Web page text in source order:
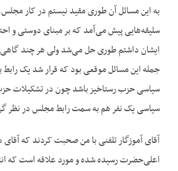
به این مسائل آن‌ طوری مقید نیستم در کار
سلیقه‌‌هایی پیش می‌آمد که بر مبنای دوستی و
ایشان داشتم طوری حل می‌شد ولی هر چند
جمله این مسائل موقعی بود که قرار شد یک
سیاسی حزب رستاخیز باشد چون در تشکیلات
سیاسی یک نفر هم به سمت رابط مجلس در نظر
آقای آموزگار تلفنی با من صحبت کردند که
اعلی‌حضرت رسیده شده و مورد علاقه است که